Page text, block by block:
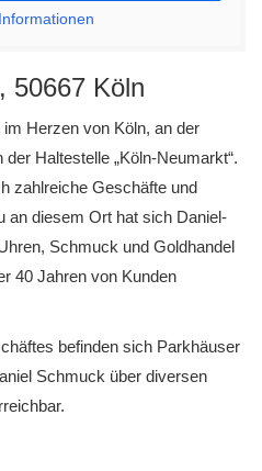
50667 Köln
Herzen von Köln, an der
Haltestelle „Köln-Neumarkt“.
zahlreiche Geschäfte und
an diesem Ort hat sich Daniel-
Schmuck und Goldhandel
40 Jahren von Kunden
befinden sich Parkhäuser
Schmuck über diversen